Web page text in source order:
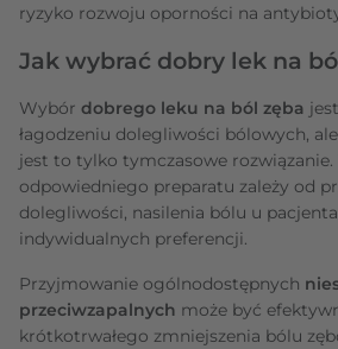
ryzyko rozwoju oporności na
Jak wybrać dobry lek na
Wybór dobrego leku na ból zęba
łagodzeniu dolegliwości bólowych,
jest to tylko tymczasowe
odpowiedniego preparatu zależy od
dolegliwości, nasilenia bólu u
indywidualnych preferencji.
Przyjmowanie ogólnodostępnych
przeciwzapalnych może być
krótkotrwałego zmniejszenia bólu